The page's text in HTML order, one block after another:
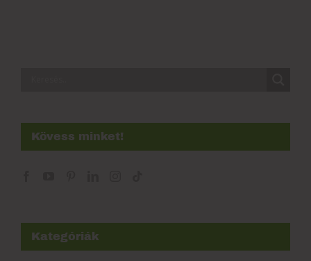
Kövess minket!
Kategóriák